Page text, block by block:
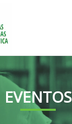
EVENTOS